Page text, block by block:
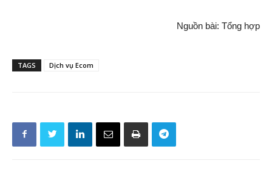
Nguồn bài: Tổng hợp
TAGS Dịch vụ Ecom